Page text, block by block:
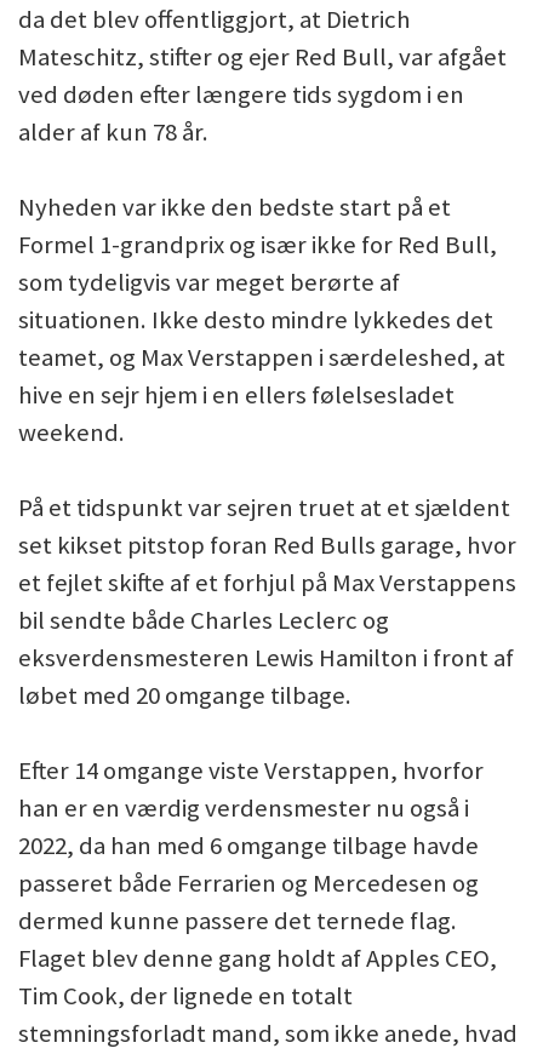
da det blev offentliggjort, at Dietrich
Mateschitz, stifter og ejer Red Bull, var afgået
ved døden efter længere tids sygdom i en
alder af kun 78 år.
Nyheden var ikke den bedste start på et
Formel 1-grandprix og især ikke for Red Bull,
som tydeligvis var meget berørte af
situationen. Ikke desto mindre lykkedes det
teamet, og Max Verstappen i særdeleshed, at
hive en sejr hjem i en ellers følelsesladet
weekend.
På et tidspunkt var sejren truet at et sjældent
set kikset pitstop foran Red Bulls garage, hvor
et fejlet skifte af et forhjul på Max Verstappens
bil sendte både Charles Leclerc og
eksverdensmesteren Lewis Hamilton i front af
løbet med 20 omgange tilbage.
Efter 14 omgange viste Verstappen, hvorfor
han er en værdig verdensmester nu også i
2022, da han med 6 omgange tilbage havde
passeret både Ferrarien og Mercedesen og
dermed kunne passere det ternede flag.
Flaget blev denne gang holdt af Apples CEO,
Tim Cook, der lignede en totalt
stemningsforladt mand, som ikke anede, hvad